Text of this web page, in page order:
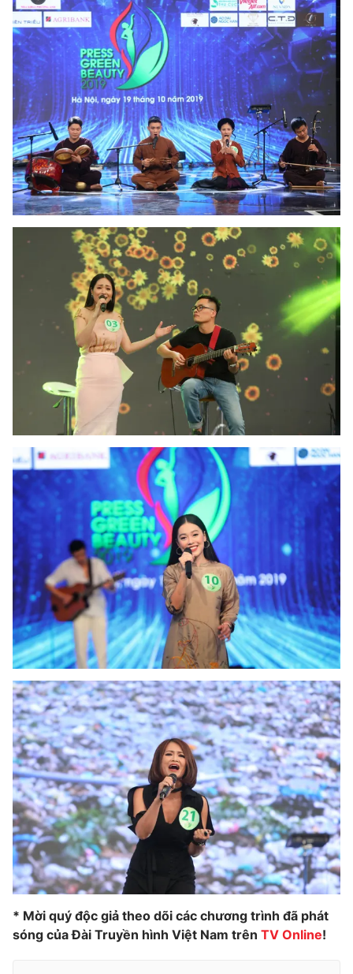
* Mời quý độc giả theo dõi các chương trình đã phát
sóng của Đài Truyền hình Việt Nam trên TV Online!